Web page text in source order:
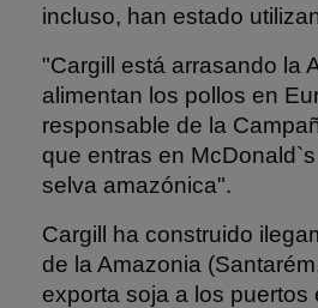
incluso, han estado
"Cargill está arrasando la
alimentan los pollos en
responsable de la
que entras en
selva amazónica".
Cargill ha construido
de la Amazonia
exporta soja a los